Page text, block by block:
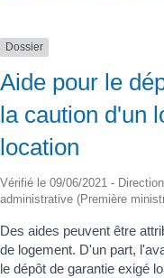
Dossier
Aide pour le
la caution d'un
location
Vérifié le 09/06/2021 -
administrative (Première
Des aides peuvent être
de logement. D'un part,
le dépôt de garantie exigé